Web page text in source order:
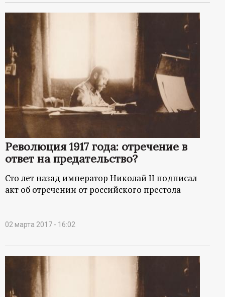
Революция 1917 года: отречение в
ответ на предательство?
Сто лет назад император Николай II подписал
акт об отречении от российского престола
02 марта 2017 - 16:02